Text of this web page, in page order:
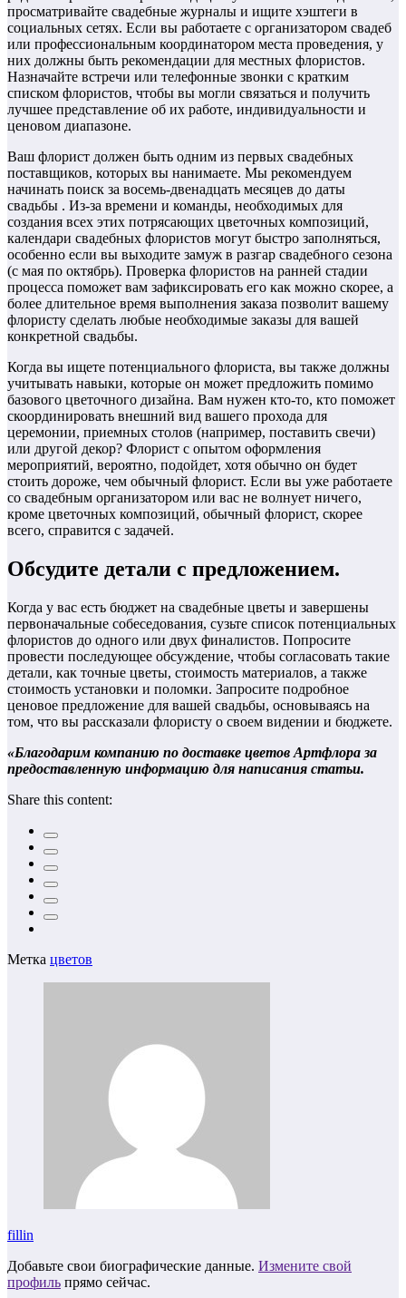
просматривайте свадебные журналы и ищите хэштеги в
социальных сетях. Если вы работаете с организатором свадеб
или профессиональным координатором места проведения, у
них должны быть рекомендации для местных флористов.
Назначайте встречи или телефонные звонки с кратким
списком флористов, чтобы вы могли связаться и получить
лучшее представление об их работе, индивидуальности и
ценовом диапазоне.
Ваш флорист должен быть одним из первых свадебных
поставщиков, которых вы нанимаете. Мы рекомендуем
начинать поиск за восемь-двенадцать месяцев до даты
свадьбы . Из-за времени и команды, необходимых для
создания всех этих потрясающих цветочных композиций,
календари свадебных флористов могут быстро заполняться,
особенно если вы выходите замуж в разгар свадебного сезона
(с мая по октябрь). Проверка флористов на ранней стадии
процесса поможет вам зафиксировать его как можно скорее, а
более длительное время выполнения заказа позволит вашему
флористу сделать любые необходимые заказы для вашей
конкретной свадьбы.
Когда вы ищете потенциального флориста, вы также должны
учитывать навыки, которые он может предложить помимо
базового цветочного дизайна. Вам нужен кто-то, кто поможет
скоординировать внешний вид вашего прохода для
церемонии, приемных столов (например, поставить свечи)
или другой декор? Флорист с опытом оформления
мероприятий, вероятно, подойдет, хотя обычно он будет
стоить дороже, чем обычный флорист. Если вы уже работаете
со свадебным организатором или вас не волнует ничего,
кроме цветочных композиций, обычный флорист, скорее
всего, справится с задачей.
Обсудите детали с предложением.
Когда у вас есть бюджет на свадебные цветы и завершены
первоначальные собеседования, сузьте список потенциальных
флористов до одного или двух финалистов. Попросите
провести последующее обсуждение, чтобы согласовать такие
детали, как точные цветы, стоимость материалов, а также
стоимость установки и поломки. Запросите подробное
ценовое предложение для вашей свадьбы, основываясь на
том, что вы рассказали флористу о своем видении и бюджете.
«Благодарим компанию по доставке цветов Артфлора за
предоставленную информацию для написания статьи.
Share this content:
Метка цветов
fillin
Добавьте свои биографические данные. Измените свой
профиль прямо сейчас.